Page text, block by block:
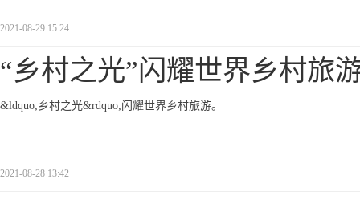
2021-08-29 15:24
“乡村之光”闪耀世界乡村旅
&ldquo;乡村之光&rdquo;闪耀世界乡村旅游。
2021-08-28 13:42